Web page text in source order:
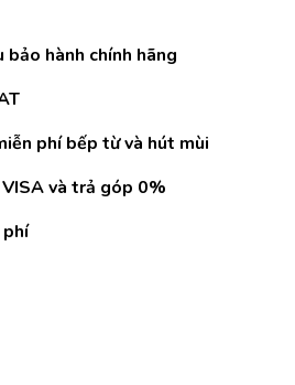
bảo hành chính hãng
phí bếp từ và hút mùi
và trả góp 0%
phí